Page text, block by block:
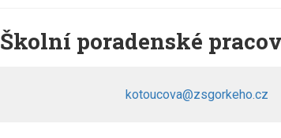
Školní poradenské
kotoucova@zsgorkeho.cz